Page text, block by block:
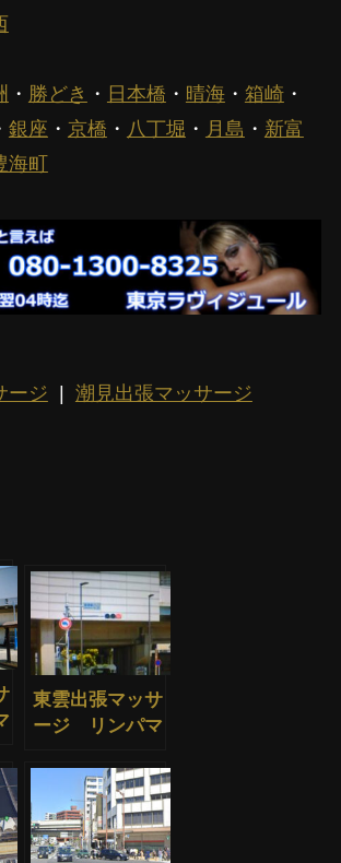
・ 勝どき ・ 日本橋 ・ 晴海・ 箱崎・
銀座 ・ 京橋 ・ 八丁堀 ・ 月島 ・ 新富
海町
ージ | 潮見出張マッサージ
東雲出張マッサ
ージ リンパマ